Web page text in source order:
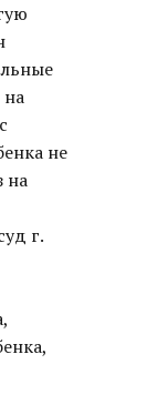
не
на
г.